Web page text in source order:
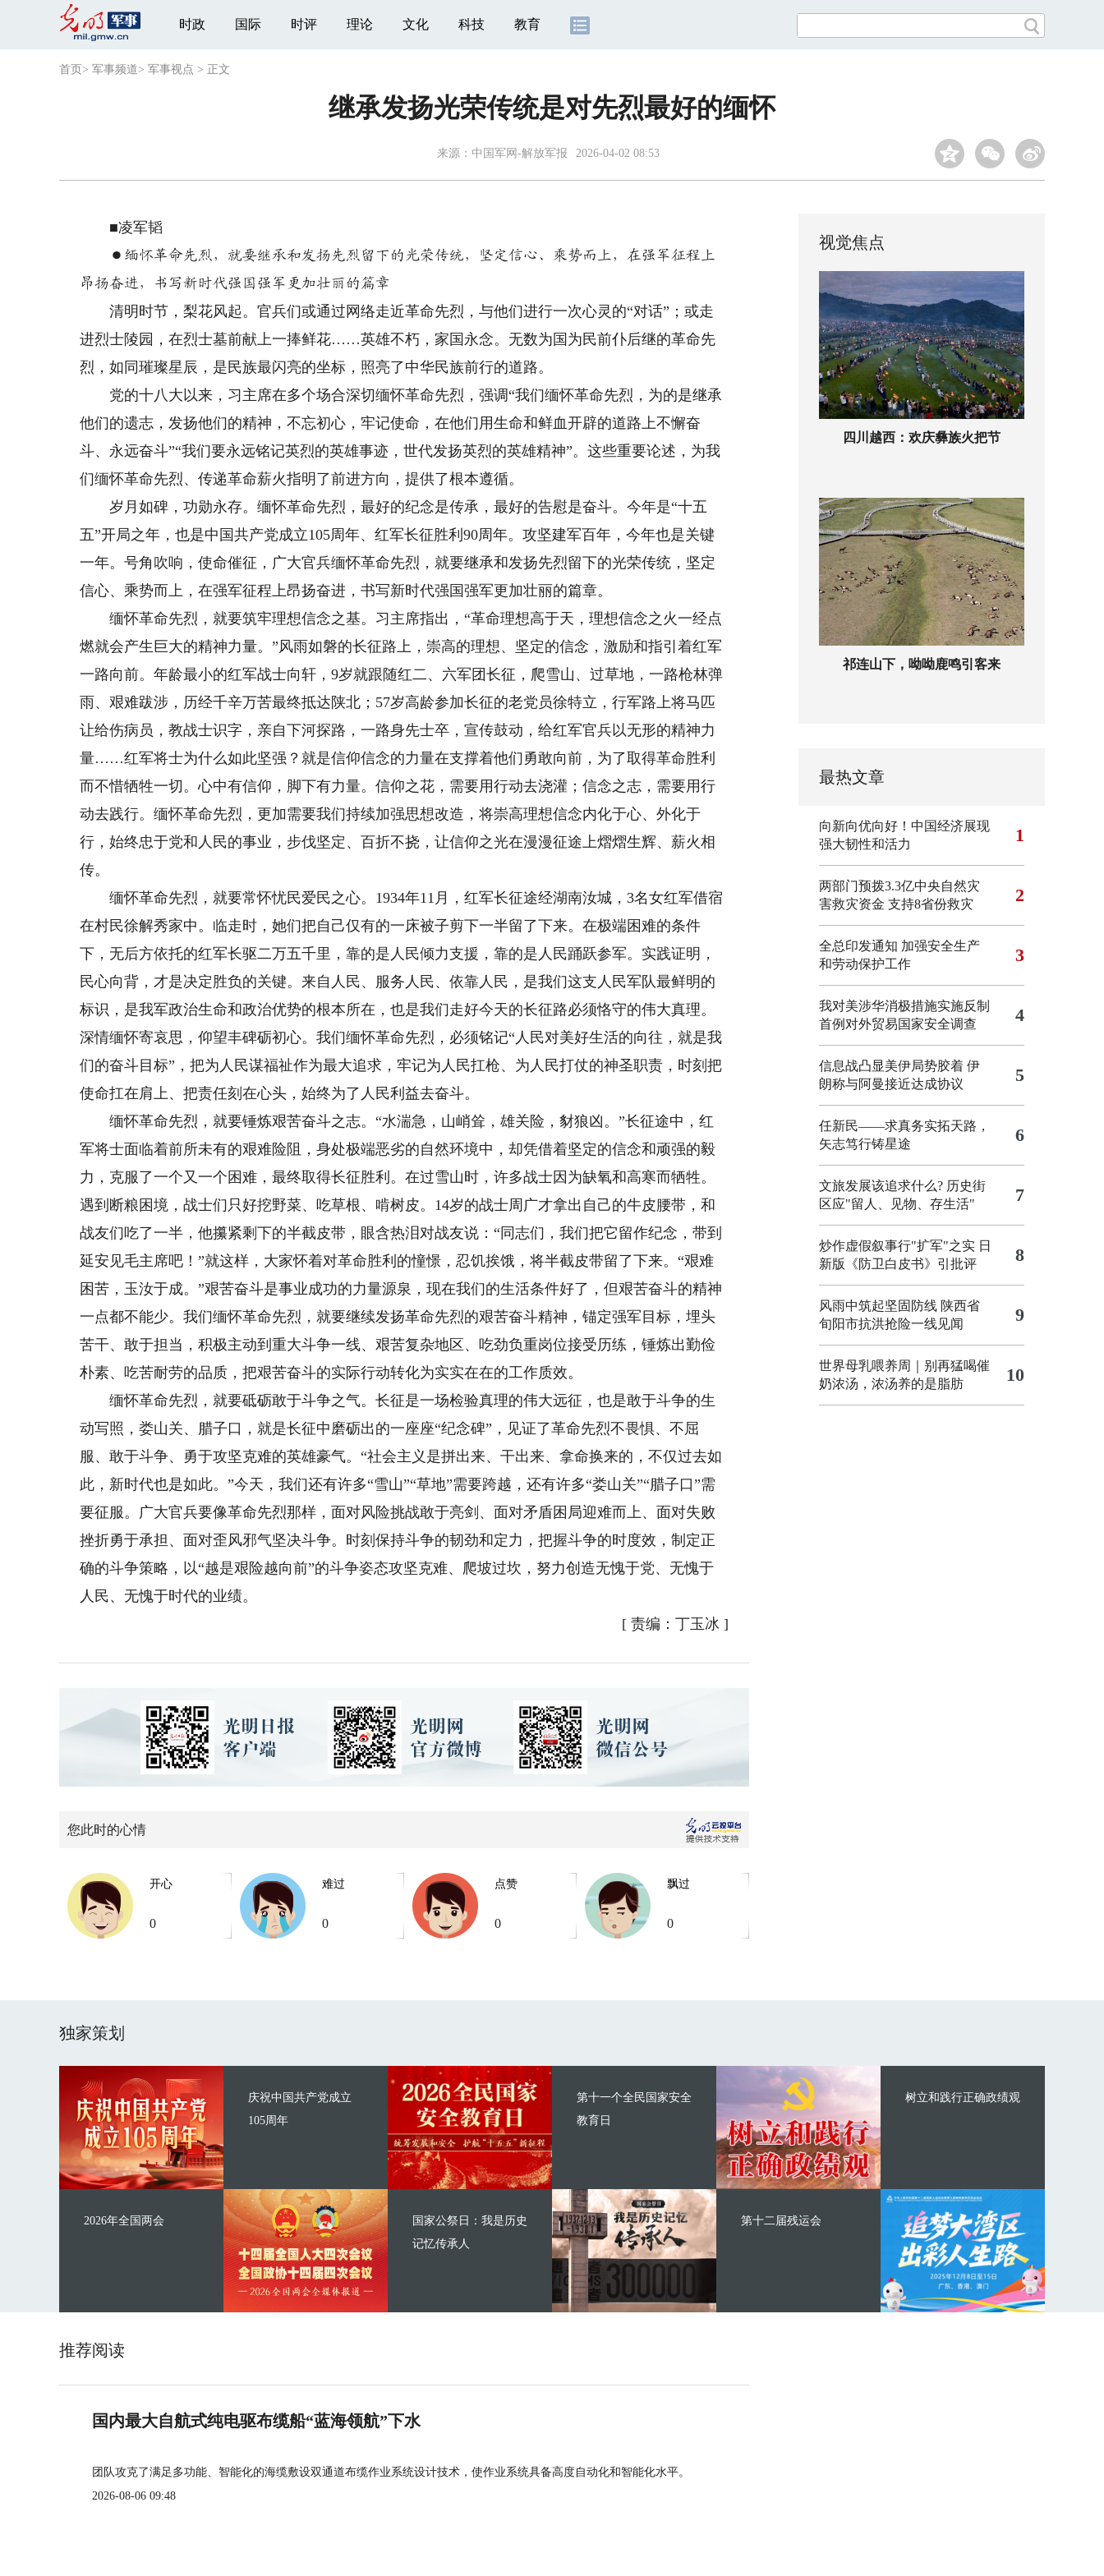
时政 国际 时评 理论 文化 科技 教育
首页 > 军事频道> 军事视点 > 正文
继承发扬光荣传统是对先烈最好的缅怀
来源： 中国军网-解放军报 2026-04-02 08:53
■凌军韬
●缅怀革命先烈，就要继承和发扬先烈留下的光荣传统，坚定信心、乘势而上，在强军征程上
昂扬奋进，书写新时代强国强军更加壮丽的篇章
清明时节，梨花风起。官兵们或通过网络走近革命先烈，与他们进行一次心灵的“对话”；或走
进烈士陵园，在烈士墓前献上一捧鲜花……英雄不朽，家国永念。无数为国为民前仆后继的革命先
烈，如同璀璨星辰，是民族最闪亮的坐标，照亮了中华民族前行的道路。
党的十八大以来，习主席在多个场合深切缅怀革命先烈，强调“我们缅怀革命先烈，为的是继承
他们的遗志，发扬他们的精神，不忘初心，牢记使命，在他们用生命和鲜血开辟的道路上不懈奋
斗、永远奋斗”“我们要永远铭记英烈的英雄事迹，世代发扬英烈的英雄精神”。这些重要论述，为我
们缅怀革命先烈、传递革命薪火指明了前进方向，提供了根本遵循。
岁月如碑，功勋永存。缅怀革命先烈，最好的纪念是传承，最好的告慰是奋斗。今年是“十五
五”开局之年，也是中国共产党成立105周年、红军长征胜利90周年。攻坚建军百年，今年也是关键
一年。号角吹响，使命催征，广大官兵缅怀革命先烈，就要继承和发扬先烈留下的光荣传统，坚定
信心、乘势而上，在强军征程上昂扬奋进，书写新时代强国强军更加壮丽的篇章。
缅怀革命先烈，就要筑牢理想信念之基。习主席指出，“革命理想高于天，理想信念之火一经点
燃就会产生巨大的精神力量。”风雨如磐的长征路上，崇高的理想、坚定的信念，激励和指引着红军
一路向前。年龄最小的红军战士向轩，9岁就跟随红二、六军团长征，爬雪山、过草地，一路枪林弹
雨、艰难跋涉，历经千辛万苦最终抵达陕北；57岁高龄参加长征的老党员徐特立，行军路上将马匹
让给伤病员，教战士识字，亲自下河探路，一路身先士卒，宣传鼓动，给红军官兵以无形的精神力
量……红军将士为什么如此坚强？就是信仰信念的力量在支撑着他们勇敢向前，为了取得革命胜利
而不惜牺牲一切。心中有信仰，脚下有力量。信仰之花，需要用行动去浇灌；信念之志，需要用行
动去践行。缅怀革命先烈，更加需要我们持续加强思想改造，将崇高理想信念内化于心、外化于
行，始终忠于党和人民的事业，步伐坚定、百折不挠，让信仰之光在漫漫征途上熠熠生辉、薪火相
传。
缅怀革命先烈，就要常怀忧民爱民之心。1934年11月，红军长征途经湖南汝城，3名女红军借宿
在村民徐解秀家中。临走时，她们把自己仅有的一床被子剪下一半留了下来。在极端困难的条件
下，无后方依托的红军长驱二万五千里，靠的是人民倾力支援，靠的是人民踊跃参军。实践证明，
民心向背，才是决定胜负的关键。来自人民、服务人民、依靠人民，是我们这支人民军队最鲜明的
标识，是我军政治生命和政治优势的根本所在，也是我们走好今天的长征路必须恪守的伟大真理。
深情缅怀寄哀思，仰望丰碑砺初心。我们缅怀革命先烈，必须铭记“人民对美好生活的向往，就是我
们的奋斗目标”，把为人民谋福祉作为最大追求，牢记为人民扛枪、为人民打仗的神圣职责，时刻把
使命扛在肩上、把责任刻在心头，始终为了人民利益去奋斗。
缅怀革命先烈，就要锤炼艰苦奋斗之志。“水湍急，山峭耸，雄关险，豺狼凶。”长征途中，红
军将士面临着前所未有的艰难险阻，身处极端恶劣的自然环境中，却凭借着坚定的信念和顽强的毅
力，克服了一个又一个困难，最终取得长征胜利。在过雪山时，许多战士因为缺氧和高寒而牺牲。
遇到断粮困境，战士们只好挖野菜、吃草根、啃树皮。14岁的战士周广才拿出自己的牛皮腰带，和
战友们吃了一半，他攥紧剩下的半截皮带，眼含热泪对战友说：“同志们，我们把它留作纪念，带到
延安见毛主席吧！”就这样，大家怀着对革命胜利的憧憬，忍饥挨饿，将半截皮带留了下来。“艰难
困苦，玉汝于成。”艰苦奋斗是事业成功的力量源泉，现在我们的生活条件好了，但艰苦奋斗的精神
一点都不能少。我们缅怀革命先烈，就要继续发扬革命先烈的艰苦奋斗精神，锚定强军目标，埋头
苦干、敢于担当，积极主动到重大斗争一线、艰苦复杂地区、吃劲负重岗位接受历练，锤炼出勤俭
朴素、吃苦耐劳的品质，把艰苦奋斗的实际行动转化为实实在在的工作质效。
缅怀革命先烈，就要砥砺敢于斗争之气。长征是一场检验真理的伟大远征，也是敢于斗争的生
动写照，娄山关、腊子口，就是长征中磨砺出的一座座“纪念碑”，见证了革命先烈不畏惧、不屈
服、敢于斗争、勇于攻坚克难的英雄豪气。“社会主义是拼出来、干出来、拿命换来的，不仅过去如
此，新时代也是如此。”今天，我们还有许多“雪山”“草地”需要跨越，还有许多“娄山关”“腊子口”需
要征服。广大官兵要像革命先烈那样，面对风险挑战敢于亮剑、面对矛盾困局迎难而上、面对失败
挫折勇于承担、面对歪风邪气坚决斗争。时刻保持斗争的韧劲和定力，把握斗争的时度效，制定正
确的斗争策略，以“越是艰险越向前”的斗争姿态攻坚克难、爬坡过坎，努力创造无愧于党、无愧于
人民、无愧于时代的业绩。
[ 责编：丁玉冰 ]
您此时的心情
开心
0
难过
0
点赞
0
飘过
0
视觉焦点
四川越西：欢庆彝族火把节
祁连山下，呦呦鹿鸣引客来
最热文章
向新向优向好！中国经济展现
强大韧性和活力
1
两部门预拨3.3亿中央自然灾
害救灾资金 支持8省份救灾
2
全总印发通知 加强安全生产
和劳动保护工作
3
我对美涉华消极措施实施反制
首例对外贸易国家安全调查
4
信息战凸显美伊局势胶着 伊
朗称与阿曼接近达成协议
5
任新民——求真务实拓天路，
矢志笃行铸星途
6
文旅发展该追求什么? 历史街
区应"留人、见物、存生活"
7
炒作虚假叙事行"扩军"之实 日
新版《防卫白皮书》引批评
8
风雨中筑起坚固防线 陕西省
旬阳市抗洪抢险一线见闻
9
世界母乳喂养周｜别再猛喝催
奶浓汤，浓汤养的是脂肪
10
独家策划
庆祝中国共产党成立
105周年
2026年全国两会
第十一个全民国家安全
教育日
国家公祭日：我是历史
记忆传承人
树立和践行正确政绩观
第十二届残运会
推荐阅读
国内最大自航式纯电驱布缆船“蓝海领航”下水
团队攻克了满足多功能、智能化的海缆敷设双通道布缆作业系统设计技术，使作业系统具备高度自动化和智能化水平。
2026-08-06 09:48